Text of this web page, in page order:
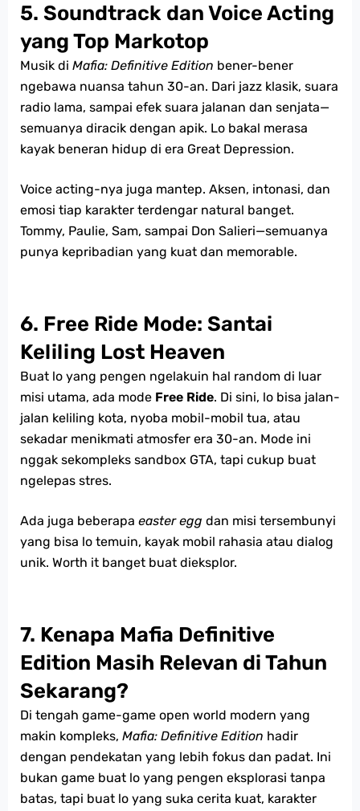
5. Soundtrack dan Voice Acting
yang Top Markotop
Musik di Mafia: Definitive Edition bener-bener
ngebawa nuansa tahun 30-an. Dari jazz klasik, suara
radio lama, sampai efek suara jalanan dan senjata—
semuanya diracik dengan apik. Lo bakal merasa
kayak beneran hidup di era Great Depression.
Voice acting-nya juga mantep. Aksen, intonasi, dan
emosi tiap karakter terdengar natural banget.
Tommy, Paulie, Sam, sampai Don Salieri—semuanya
punya kepribadian yang kuat dan memorable.
6. Free Ride Mode: Santai
Keliling Lost Heaven
Buat lo yang pengen ngelakuin hal random di luar
misi utama, ada mode Free Ride. Di sini, lo bisa jalan-
jalan keliling kota, nyoba mobil-mobil tua, atau
sekadar menikmati atmosfer era 30-an. Mode ini
nggak sekompleks sandbox GTA, tapi cukup buat
ngelepas stres.
Ada juga beberapa easter egg dan misi tersembunyi
yang bisa lo temuin, kayak mobil rahasia atau dialog
unik. Worth it banget buat dieksplor.
7. Kenapa Mafia Definitive
Edition Masih Relevan di Tahun
Sekarang?
Di tengah game-game open world modern yang
makin kompleks, Mafia: Definitive Edition hadir
dengan pendekatan yang lebih fokus dan padat. Ini
bukan game buat lo yang pengen eksplorasi tanpa
batas, tapi buat lo yang suka cerita kuat, karakter